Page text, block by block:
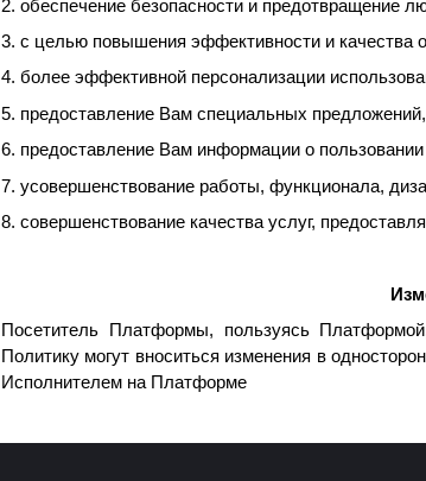
2. обеспечение безопасности и предотвращение
3. с целью повышения эффективности и
4. более эффективной персонализации
5. предоставление Вам специальных
6. предоставление Вам информации о
7. усовершенствование работы, функционала,
8. совершенствование качества услуг,
Посетитель Платформы, пользуясь
Политику могут вноситься изменения в
Исполнителем на Платформе